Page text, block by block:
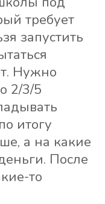
требует
запустить
Нужно
2/3/5
итогу
а на какие
После
то